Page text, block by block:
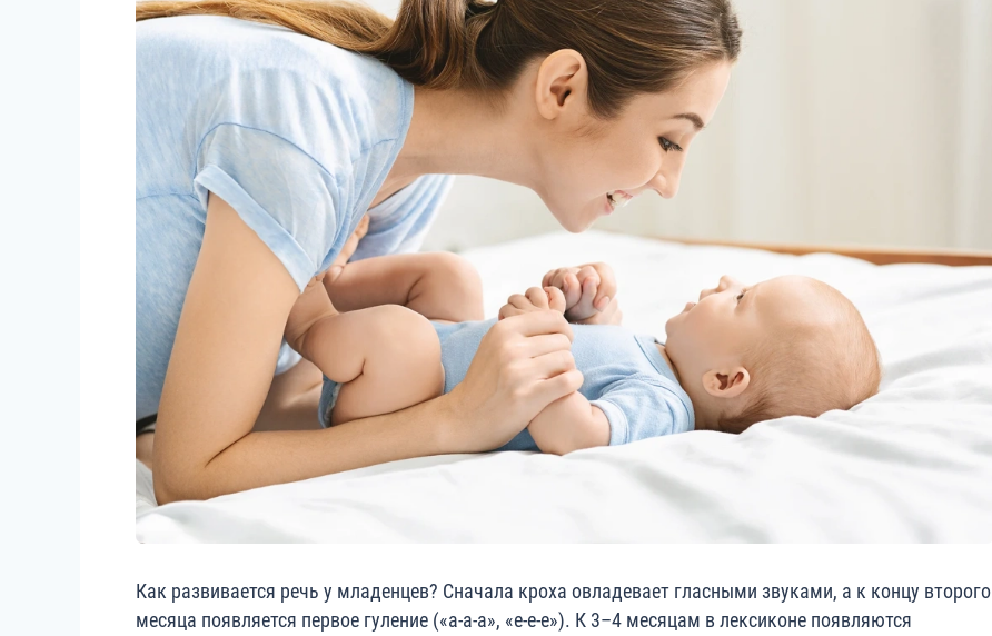
Как развивается речь у младенцев? Сначала кроха овладевает гласными звуками, а к концу второго
месяца появляется первое гуление («а-а-а», «е-е-е»). К 3–4 месяцам в лексиконе появляются